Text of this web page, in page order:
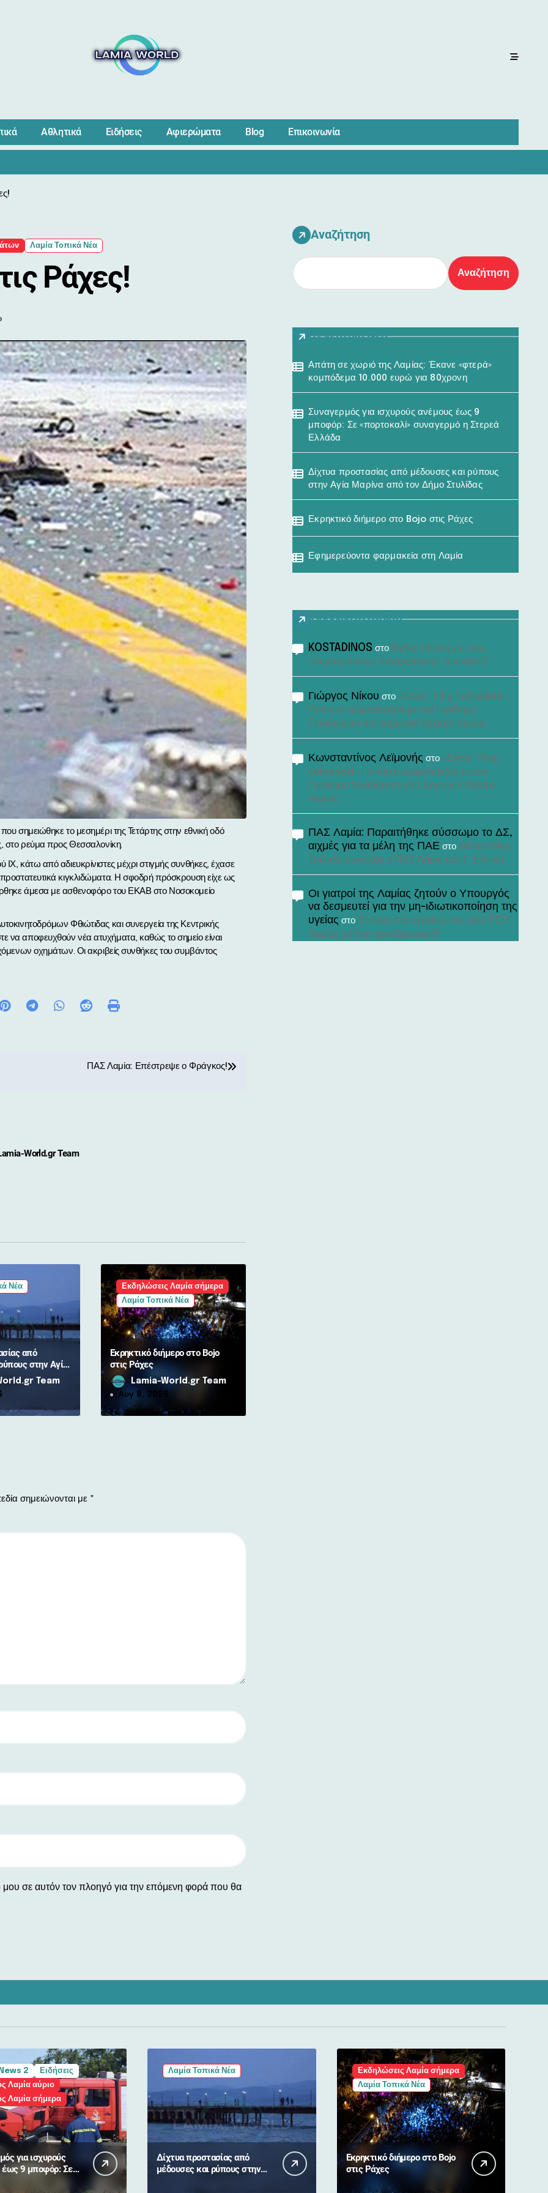
Αθλητικά Ειδήσεις Αφιερώματα Blog Επικοινωνία
Λαμία Τοπικά Νέα
Ράχες!
στο ρεύμα προς Θεσσαλονίκη.
κάτω από αδιευκρίνιστες μέχρι στιγμής συνθήκες, έχασε
κιγκλιδώματα. Η σφοδρή πρόσκρουση είχε ως
άμεσα με ασθενοφόρο του ΕΚΑΒ στο Νοσοκομείο
Φθιώτιδας και συνεργεία της Κεντρικής
να αποφευχθούν νέα ατυχήματα, καθώς το σημείο είναι
οχημάτων. Οι ακριβείς συνθήκες του συμβάντος
ΠΑΣ Λαμία: Επέστρεψε ο Φράγκος!
World.gr Team
Νέα
από
στην Αγία
Δήμο Στυλίδας
Team
Εκδηλώσεις Λαμία σήμερα
Λαμία Τοπικά Νέα
Εκρηκτικό διήμερο στο Bojo
στις Ράχες
Lamia-World.gr Team
Αυγ 8, 2026
σημειώνονται με *
σε αυτόν τον πλοηγό για την επόμενη φορά που θα
Αναζήτηση
Αναζήτηση
Τελευταία Νέα
Απάτη σε χωριό της Λαμίας: Έκανε «φτερά»
κομπόδεμα 10.000 ευρώ για 80χρονη
Συναγερμός για ισχυρούς ανέμους έως 9
μποφόρ: Σε «πορτοκαλί» συναγερμό η Στερεά
Ελλάδα
Δίχτυα προστασίας από μέδουσες και ρύπους
στην Αγία Μαρίνα από τον Δήμο Στυλίδας
Εκρηκτικό διήμερο στο Bojo στις Ράχες
Εφημερεύοντα φαρμακεία στη Λαμία
Πρόσφατα σχόλια
KOSTADINOS στο Βγήκε είδηση για τους
«τσιμπημένους» λογαριασμούς του νερού!
Γιώργος Νίκου στο «Εκτός Ύλης reloaded»:
Πολιτική εξομολόγηση με τον Γεράσιμο
Σκιαδαρέση στο Δημοτικό Θέατρο Λαμίας
Κωνσταντίνος Λεϊμονής στο «Εκτός Ύλης
reloaded»: Πολιτική εξομολόγηση με τον
Γεράσιμο Σκιαδαρέση στο Δημοτικό Θέατρο
Λαμίας
ΠΑΣ Λαμία: Παραιτήθηκε σύσσωμο το ΔΣ,
αιχμές για τα μέλη της ΠΑΕ στο Με τον Νίκο
Τσιλαλή συνεχίζει ο ΠΑΣ Λαμία στη Γ’ Εθνική
Οι γιατροί της Λαμίας ζητούν ο Υπουργός
να δεσμευτεί για την μη-ιδιωτικοποίηση της
υγείας στο Ένταση στα εγκαίνια του νέου ΤΕΠ
Λαμίας με τους εργαζόμενους!
2
Ειδήσεις
Λαμία αύριο
Λαμία σήμερα
για ισχυρούς
έως 9 μποφόρ: Σε
Λαμία Τοπικά Νέα
Δίχτυα προστασίας από
μέδουσες και ρύπους στην
Εκδηλώσεις Λαμία σήμερα
Λαμία Τοπικά Νέα
Εκρηκτικό διήμερο στο Bojo
στις Ράχες